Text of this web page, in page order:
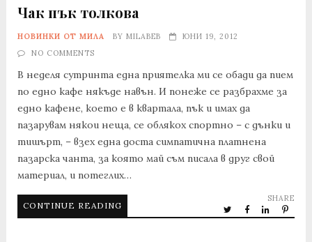
Чак пък толкова
НОВИНКИ ОТ МИЛА BY MILABEB
ЮНИ 19, 2012
NO COMMENTS
В неделя сутринта една приятелка ми се обади да пием
по едно кафе някъде навън. И понеже се разбрахме за
едно кафене, което е в квартала, пък и имах да
пазарувам някои неща, се облякох спортно – с дънки и
тишърт, – взех една доста симпатична платнена
пазарска чанта, за която май съм писала в друг свой
материал, и потеглих…
CONTINUE READING
SHARE